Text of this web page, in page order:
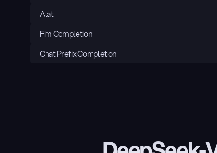
Alat
Fim Completion
Chat Prefix Completion